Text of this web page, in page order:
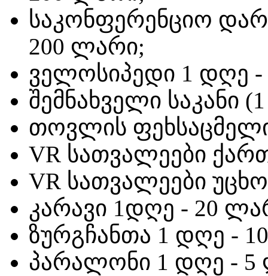
საკონფერენციო
200 ლარი;
ველოსიპედი 1 დღე
შემნახველი საკანი
თოვლის
VR სათვალეები
VR სათვალეები
კარავი 1დღე - 20
ზურგჩანთა 1 დღე -
პარალონი 1 დღე -